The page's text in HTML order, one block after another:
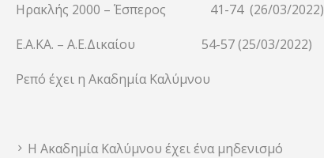
Ηρακλής 2000 – Έσπερος 41-74 (26/03/2022)
Ε.Α.ΚΑ. – Α.Ε.Δικαίου 54-57 (25/03/2022)
Ρεπό έχει η Ακαδημία Καλύμνου
Η Ακαδημία Καλύμνου έχει ένα μηδενισμό